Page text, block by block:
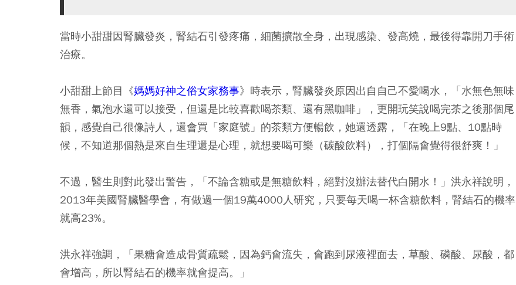
當時小甜甜因腎臟發炎，腎結石引發疼痛，細菌擴散全身，出現感染、發高燒，最後得靠開刀手術
治療。
小甜甜上節目《媽媽好神之俗女家務事》時表示，腎臟發炎原因出自自己不愛喝水，「水無色無味
無香，氣泡水還可以接受，但還是比較喜歡喝茶類、還有黑咖啡」，更開玩笑說喝完茶之後那個尾
韻，感覺自己很像詩人，還會買「家庭號」的茶類方便暢飲，她還透露，「在晚上9點、10點時
候，不知道那個熱是來自生理還是心理，就想要喝可樂（碳酸飲料），打個隔會覺得很舒爽！」
不過，醫生則對此發出警告，「不論含糖或是無糖飲料，絕對沒辦法替代白開水！」洪永祥說明，
2013年美國腎臟醫學會，有做過一個19萬4000人研究，只要每天喝一杯含糖飲料，腎結石的機率
就高23%。
洪永祥強調，「果糖會造成骨質疏鬆，因為鈣會流失，會跑到尿液裡面去，草酸、磷酸、尿酸，都
會增高，所以腎結石的機率就會提高。」